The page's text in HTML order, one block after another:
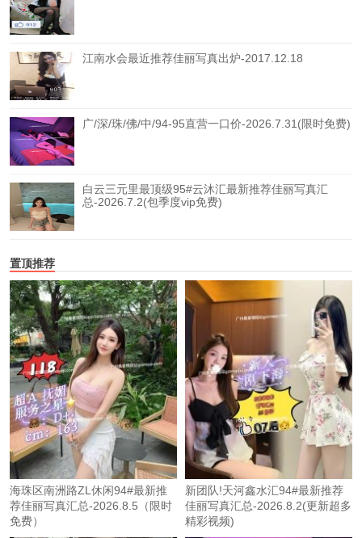
江南水会最近推荐佳丽写真出炉-2017.12.18
广/深/珠/佛/中/94-95直营一口价-2026.7.31(限时免费)
白云三元里最顶级95#云沐汇最新推荐佳丽写真汇
总-2026.7.2(包季度vip免费)
置顶推荐
海珠区南洲路ZL休闲94#最新推
荐佳丽写真汇总-2026.8.5（限时
免费）
新团队!天河鑫水汇94#最新推荐
佳丽写真汇总-2026.8.2(更新超多
精彩视频)